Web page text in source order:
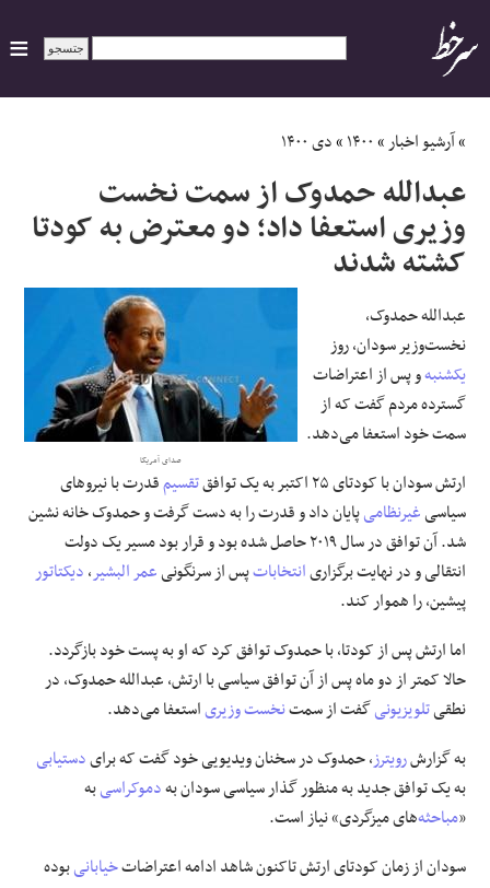
ایران
سیاسی
اقتصاد
ورزشی
جهان
اجتماعی
حوادث
علوم و فن آوری
فرهنگی و هنری
مقالات
»آرشیو اخبار»۱۴۰۰»دی ۱۴۰۰
عبدالله حمدوک از سمت نخست
وزیری استعفا داد؛ دو معترض به کودتا
کشته شدند
صدای آمریکا
عبدالله حمدوک،
نخست‌وزیر سودان، روز
یکشنبهو پس از اعتراضات
گسترده مردم گفت که از
سمت خود استعفا می‌دهد.
ارتش سودان با کودتای ۲۵ اکتبر به یک توافق
تقسیمقدرت با نیروهای
سیاسیغیرنظامیپایان داد و قدرت را به دست گرفت و حمدوک خانه نشین
شد. آن توافق در سال ۲۰۱۹ حاصل شده بود و قرار بود مسیر یک دولت
انتقالی و در نهایت برگزاریانتخاباتپس از سرنگونیعمر البشیر،دیکتاتور
پیشین، را هموار کند.
اما ارتش پس از کودتا، با حمدوک توافق کرد که او به پست خود بازگردد.
حالا کمتر از دو ماه پس از آن توافق سیاسی با ارتش، عبدالله حمدوک، در
نطقیتلویزیونیگفت از سمتنخست وزیریاستعفا می‌دهد.
به گزارشرویترز، حمدوک در سخنان ویدیویی خود گفت که برایدستیابی
به یک توافق جدید به منظور گذار سیاسی سودان بهدموکراسیبه
«مباحثه‌های میزگردی» نیاز است.
سودان از زمان کودتای ارتش تاکنون شاهد ادامه اعتراضاتخیابانیبوده